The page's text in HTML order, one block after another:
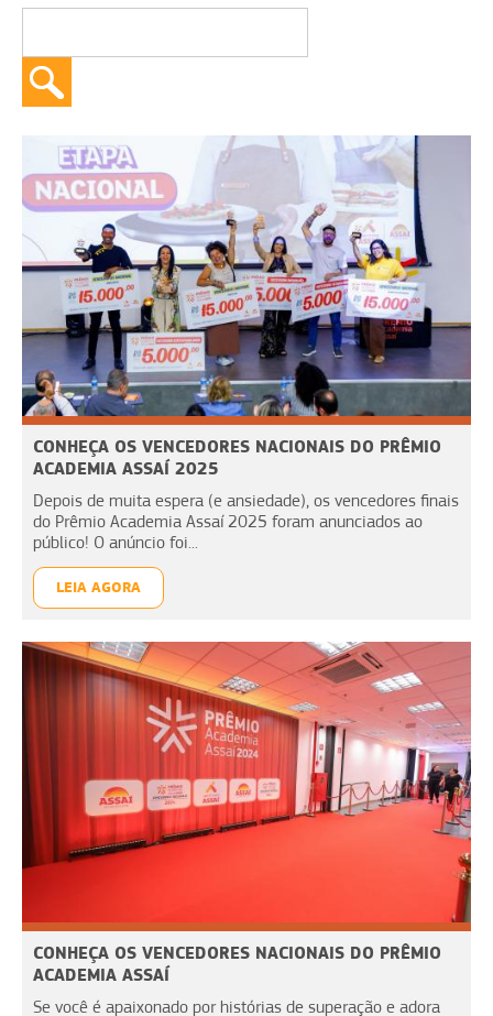
CONHEÇA OS VENCEDORES NACIONAIS DO PRÊMIO
ACADEMIA ASSAÍ 2025
Depois de muita espera (e ansiedade), os vencedores finais
do Prêmio Academia Assaí 2025 foram anunciados ao
público! O anúncio foi...
LEIA AGORA
CONHEÇA OS VENCEDORES NACIONAIS DO PRÊMIO
ACADEMIA ASSAÍ
Se você é apaixonado por histórias de superação e adora